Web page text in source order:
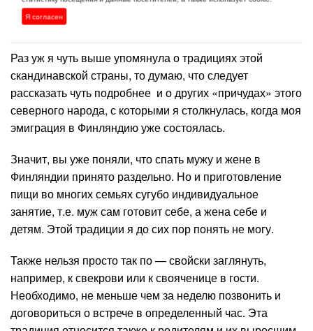
Традиции Финляндии
Раз уж я чуть выше упомянула о традициях этой
скандинавской страны, то думаю, что следует
рассказать чуть подробнее и о других «причудах» этого
северного народа, с которыми я столкнулась, когда моя
эмиграция в Финляндию уже состоялась.
Значит, вы уже поняли, что спать мужу и жене в
Финляндии принято раздельно. Но и приготовление
пищи во многих семьях сугубо индивидуальное
занятие, т.е. муж сам готовит себе, а жена себе и
детям. Этой традиции я до сих пор понять не могу.
Также нельзя просто так по — свойски заглянуть,
например, к свекрови или к свояченице в гости.
Необходимо, не меньше чем за неделю позвонить и
договориться о встрече в определенный час. Эта
Я согласен